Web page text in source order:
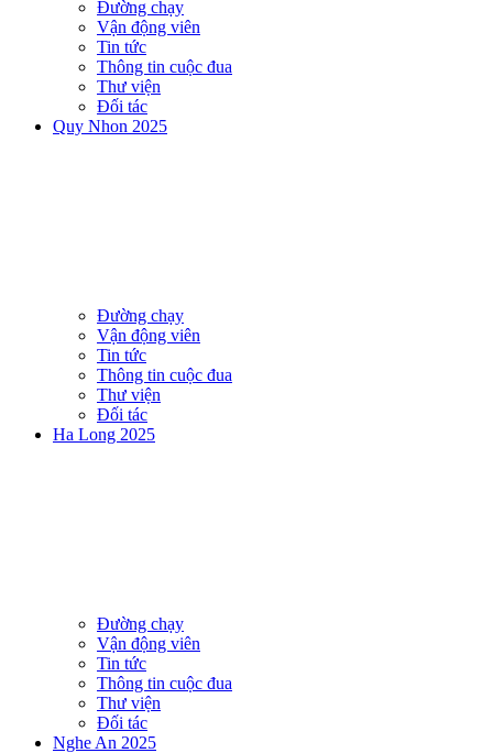
Đường chạy
Vận động viên
Tin tức
Thông tin cuộc đua
Thư viện
Đối tác
Quy Nhon 2025
Đường chạy
Vận động viên
Tin tức
Thông tin cuộc đua
Thư viện
Đối tác
Ha Long 2025
Đường chạy
Vận động viên
Tin tức
Thông tin cuộc đua
Thư viện
Đối tác
Nghe An 2025